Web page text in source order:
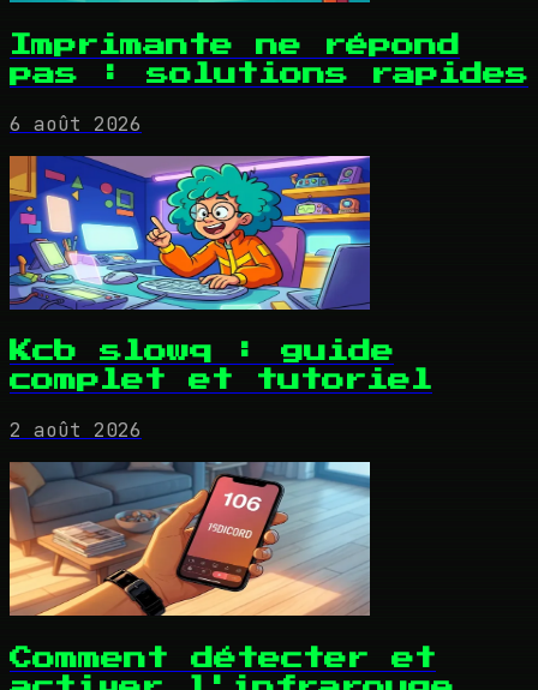
Imprimante ne répond
pas : solutions rapides
6 août 2026
Kcb slowq : guide
complet et tutoriel
2 août 2026
Comment détecter et